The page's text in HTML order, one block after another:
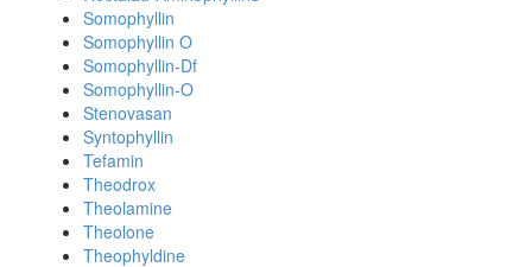
Somophyllin
Somophyllin O
Somophyllin-Df
Somophyllin-O
Stenovasan
Syntophyllin
Tefamin
Theodrox
Theolamine
Theolone
Theophyldine